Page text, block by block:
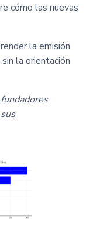
cómo las nuevas
la emisión
la orientación